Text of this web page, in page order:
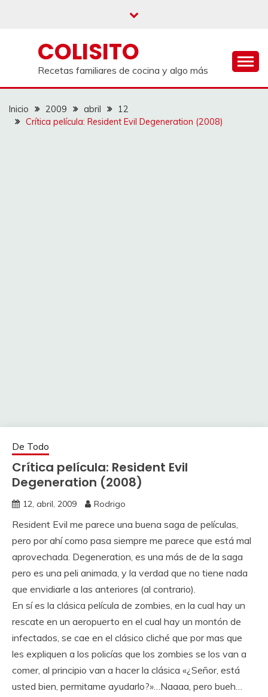
COLISITO
Recetas familiares de cocina y algo más
Inicio 2009 abril
12
Crítica película: Resident Evil Degeneration (2008)
De Todo
Crítica película: Resident Evil
Degeneration (2008)
12, abril, 2009 Rodrigo
Resident Evil me parece una buena saga de películas,
pero por ahí como pasa siempre me parece que está mal
aprovechada. Degeneration, es una más de de la saga
pero es una peli animada, y la verdad que no tiene nada
que envidiarle a las anteriores (al contrario).
En sí es la clásica película de zombies, en la cual hay un
rescate en un aeropuerto en el cual hay un montón de
infectados, se cae en el clásico cliché que por mas que
les expliquen a los policías que los zombies se los van a
comer, al principio van a hacer la clásica «¿Señor, está
usted bien, permitame ayudarlo?»…Naaaa, pero bueh…